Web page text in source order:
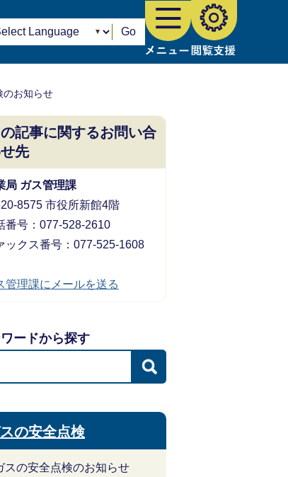
Go
のお知らせ
記事に関するお問い合
先
局 ガス管理課
8575 市役所新館4階
番号：077-528-2610
ックス番号：077-525-1608
管理課にメールを送る
ードから探す
の安全点検
スの安全点検のお知らせ